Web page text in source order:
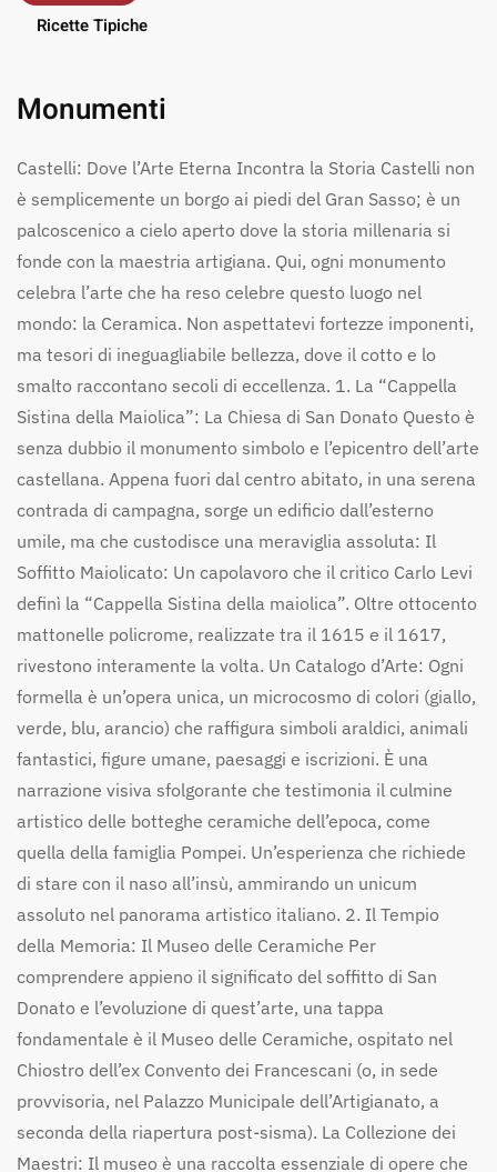
Ricette Tipiche
Monumenti
Castelli: Dove l’Arte Eterna Incontra la Storia Castelli non
è semplicemente un borgo ai piedi del Gran Sasso; è un
palcoscenico a cielo aperto dove la storia millenaria si
fonde con la maestria artigiana. Qui, ogni monumento
celebra l’arte che ha reso celebre questo luogo nel
mondo: la Ceramica. Non aspettatevi fortezze imponenti,
ma tesori di ineguagliabile bellezza, dove il cotto e lo
smalto raccontano secoli di eccellenza. 1. La “Cappella
Sistina della Maiolica”: La Chiesa di San Donato Questo è
senza dubbio il monumento simbolo e l’epicentro dell’arte
castellana. Appena fuori dal centro abitato, in una serena
contrada di campagna, sorge un edificio dall’esterno
umile, ma che custodisce una meraviglia assoluta: Il
Soffitto Maiolicato: Un capolavoro che il critico Carlo Levi
definì la “Cappella Sistina della maiolica”. Oltre ottocento
mattonelle policrome, realizzate tra il 1615 e il 1617,
rivestono interamente la volta. Un Catalogo d’Arte: Ogni
formella è un’opera unica, un microcosmo di colori (giallo,
verde, blu, arancio) che raffigura simboli araldici, animali
fantastici, figure umane, paesaggi e iscrizioni. È una
narrazione visiva sfolgorante che testimonia il culmine
artistico delle botteghe ceramiche dell’epoca, come
quella della famiglia Pompei. Un’esperienza che richiede
di stare con il naso all’insù, ammirando un unicum
assoluto nel panorama artistico italiano. 2. Il Tempio
della Memoria: Il Museo delle Ceramiche Per
comprendere appieno il significato del soffitto di San
Donato e l’evoluzione di quest’arte, una tappa
fondamentale è il Museo delle Ceramiche, ospitato nel
Chiostro dell’ex Convento dei Francescani (o, in sede
provvisoria, nel Palazzo Municipale dell’Artigianato, a
seconda della riapertura post-sisma). La Collezione dei
Maestri: Il museo è una raccolta essenziale di opere che